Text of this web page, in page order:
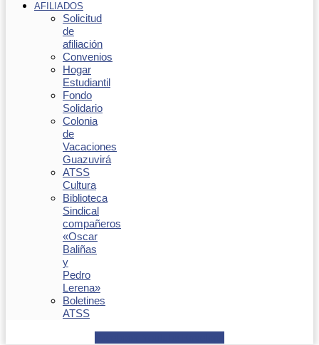
AFILIADOS
Solicitud
de
afiliación
Convenios
Hogar
Estudiantil
Fondo
Solidario
Colonia
de
Vacaciones
Guazuvirá
ATSS
Cultura
Biblioteca
Sindical
compañeros
«Oscar
Baliñas
y
Pedro
Lerena»
Boletines
ATSS